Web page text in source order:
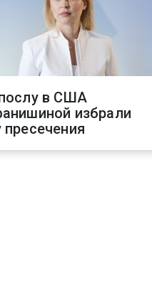
в США
избрали
пресечения